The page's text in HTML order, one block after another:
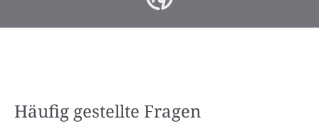
Häufig gestellte Fragen